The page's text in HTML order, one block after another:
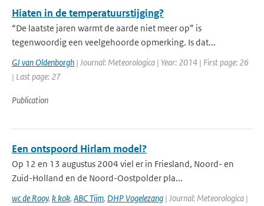
Hiaten in de temperatuurstijging?
“De laatste jaren warmt de aarde niet meer op” is
tegenwoordig een veelgehoorde opmerking. Is dat...
GJ van Oldenborgh | Journal: Meteorologica | Year: 2014 | First page: 26
| Last page: 27
Publication
Een ontspoord Hirlam model?
Op 12 en 13 augustus 2004 viel er in Friesland, Noord- en
Zuid-Holland en de Noord-Oostpolder pla...
wc de Rooy, k kok, ABC Tijm, DHP Vogelezang | Journal: Meteorologica |